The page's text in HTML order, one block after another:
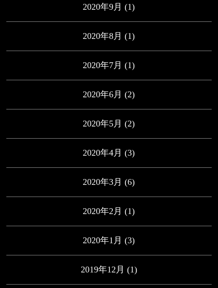
2020年9月 (1)
2020年8月 (1)
2020年7月 (1)
2020年6月 (2)
2020年5月 (2)
2020年4月 (3)
2020年3月 (6)
2020年2月 (1)
2020年1月 (3)
2019年12月 (1)